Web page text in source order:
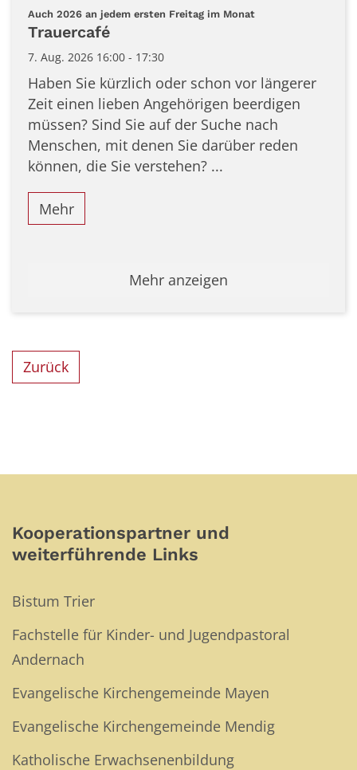
Datum: 7. August 2026
Auch 2026 an jedem ersten Freitag im Monat:
Trauercafé
7. Aug. 2026 16:00 - 17:30
Haben Sie kürzlich oder schon vor längerer
Zeit einen lieben Angehörigen beerdigen
müssen? Sind Sie auf der Suche nach
Menschen, mit denen Sie darüber reden
können, die Sie verstehen? ...
Mehr
Mehr anzeigen
Zurück
Kooperationspartner und
weiterführende Links
Bistum Trier
Fachstelle für Kinder- und Jugendpastoral
Andernach
Evangelische Kirchengemeinde Mayen
Evangelische Kirchengemeinde Mendig
Katholische Erwachsenenbildung